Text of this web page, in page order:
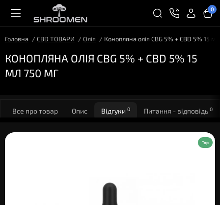
0
Головна CBD ТОВАРИ Олія Конопляна олія CBG 5% + CBD 5% 15 мл
КОНОПЛЯНА ОЛІЯ CBG 5% + CBD 5% 15
МЛ 750 МГ
Все про товар Опис Відгуки 0 Питання - відповідь 0
Top